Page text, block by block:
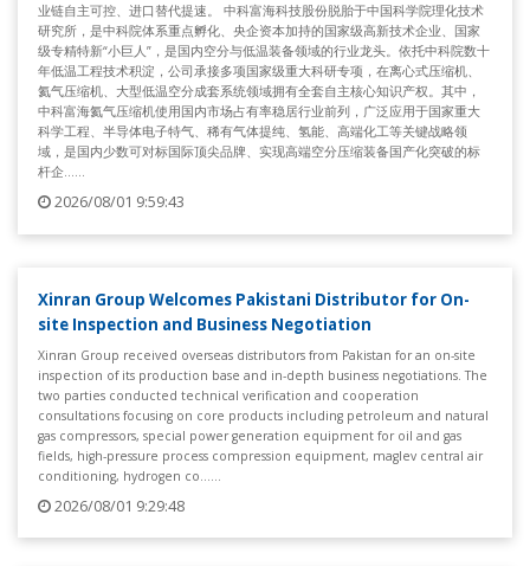
业链自主可控、进口替代提速。 中科富海科技股份脱胎于中国科学院理化技术
研究所，是中科院体系重点孵化、央企资本加持的国家级高新技术企业、国家
级专精特新“小巨人”，是国内空分与低温装备领域的行业龙头。依托中科院数十
年低温工程技术积淀，公司承接多项国家级重大科研专项，在离心式压缩机、
氦气压缩机、大型低温空分成套系统领域拥有全套自主核心知识产权。其中，
中科富海氦气压缩机使用国内市场占有率稳居行业前列，广泛应用于国家重大
科学工程、半导体电子特气、稀有气体提纯、氢能、高端化工等关键战略领
域，是国内少数可对标国际顶尖品牌、实现高端空分压缩装备国产化突破的标
杆企......
2026/08/01 9:59:43
Xinran Group Welcomes Pakistani Distributor for On-
site Inspection and Business Negotiation
Xinran Group received overseas distributors from Pakistan for an on-site
inspection of its production base and in-depth business negotiations. The
two parties conducted technical verification and cooperation
consultations focusing on core products including petroleum and natural
gas compressors, special power generation equipment for oil and gas
fields, high-pressure process compression equipment, maglev central air
conditioning, hydrogen co......
2026/08/01 9:29:48